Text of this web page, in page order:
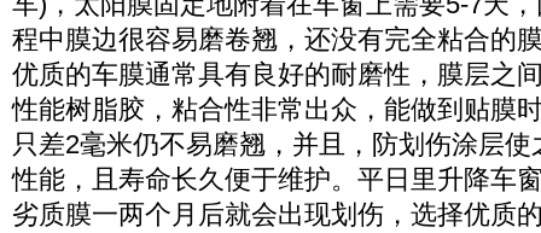
程中膜边很容易磨卷翘，还没有完全粘合的
优质的车膜通常具有良好的耐磨性，膜层之
性能树脂胶，粘合性非常出众，能做到贴膜
只差2毫米仍不易磨翘，并且，防划伤涂层
性能，且寿命长久便于维护。平日里升降车
劣质膜一两个月后就会出现划伤，选择优质